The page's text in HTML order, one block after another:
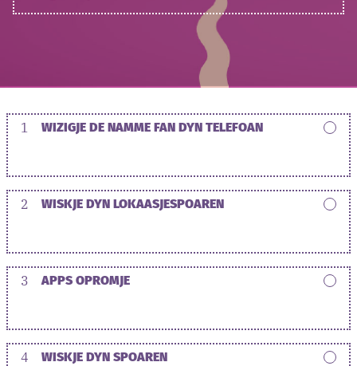
1 WIZIGJE DE NAMME FAN DYN TELEFOAN
2 WISKJE DYN LOKAASJESPOAREN
3 APPS OPROMJE
4 WISKJE DYN SPOAREN